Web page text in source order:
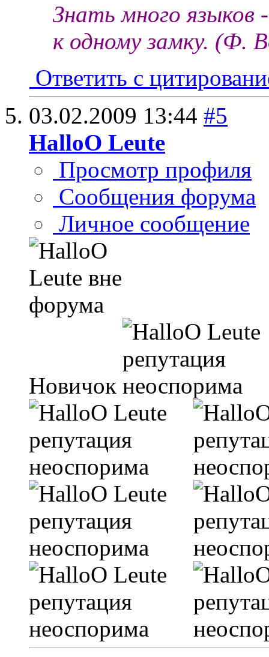
Знать много языков
к одному замку. (Ф.
Ответить с
03.02.2009 13:44 #5
HalloO Leute
Просмотр профиля
Сообщения форума
Личное сообщение
Новичок